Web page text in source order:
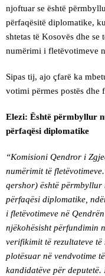
njoftuar se është
përfaqësitë diplomatike,
shtetas të Kosovës dhe se
numërimi i fletëvotimeve
Sipas tij, ajo çfarë ka
votimi përmes postës dhe
Elezi: Është përmbyllur
përfaqësi diplomatike
“Komisioni Qendror i
numërimit të
qershor) është
përfaqësi diplomatike,
i fletëvotimeve në
njëkohësisht përfundimin
verifikimit të rezultateve
plotësuar në vendvotime
kandidatëve për deputetë.